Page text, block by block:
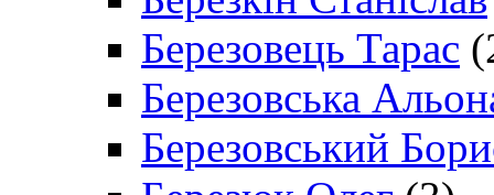
Березовець Тарас
Березовська
Березовський